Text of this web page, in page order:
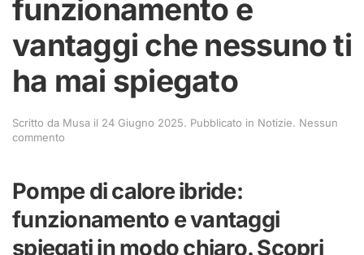
funzionamento e
vantaggi che nessuno ti
ha mai spiegato
Scritto da Musa il 24 Giugno 2025. Pubblicato in Notizie. Nessun
commento
ibride:
e
vantaggi
Pompe di calore ibride:
funzionamento e vantaggi
spiegati in modo chiaro. Scopri